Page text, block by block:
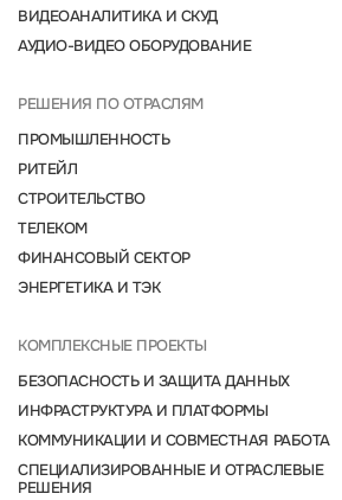
ВИДЕОАНАЛИТИКА И СКУД
АУДИО-ВИДЕО ОБОРУДОВАНИЕ
РЕШЕНИЯ ПО ОТРАСЛЯМ
ПРОМЫШЛЕННОСТЬ
РИТЕЙЛ
СТРОИТЕЛЬСТВО
ТЕЛЕКОМ
ФИНАНСОВЫЙ СЕКТОР
ЭНЕРГЕТИКА И ТЭК
КОМПЛЕКСНЫЕ ПРОЕКТЫ
БЕЗОПАСНОСТЬ И ЗАЩИТА ДАННЫХ
ИНФРАСТРУКТУРА И ПЛАТФОРМЫ
КОММУНИКАЦИИ И СОВМЕСТНАЯ РАБОТА
СПЕЦИАЛИЗИРОВАННЫЕ И ОТРАСЛЕВЫЕ
РЕШЕНИЯ